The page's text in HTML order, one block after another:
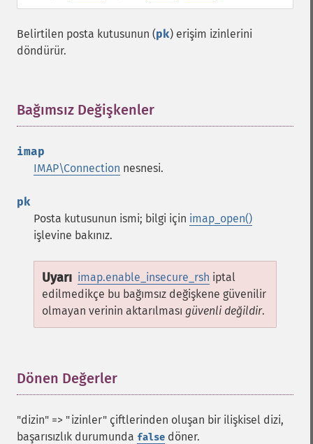
Belirtilen posta kutusunun (pk) erişim izinlerini
döndürür.
Bağımsız Değişkenler
imap
IMAP\Connection nesnesi.
pk
Posta kutusunun ismi; bilgi için imap_open()
işlevine bakınız.
Uyarı imap.enable_insecure_rsh iptal
edilmedikçe bu bağımsız değişkene güvenilir
olmayan verinin aktarılması güvenli değildir.
Dönen Değerler
"dizin" => "izinler" çiftlerinden oluşan bir ilişkisel dizi,
başarısızlık durumunda false döner.